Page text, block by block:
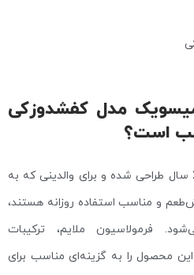
مدل کفشدوزکی
است؟
این محصول برای کودکان بالای 2 سال طراحی شده و برای والدینی که به
و مناسب استفاده روزانه هستند،
فرمولاسیون ملایم، ترکیبات
محصول را به گزینه‌ای مناسب برای